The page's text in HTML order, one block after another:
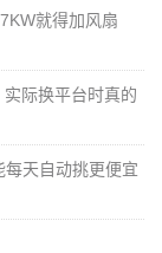
就得加风扇
实际换平台时真的
天自动挑更便宜